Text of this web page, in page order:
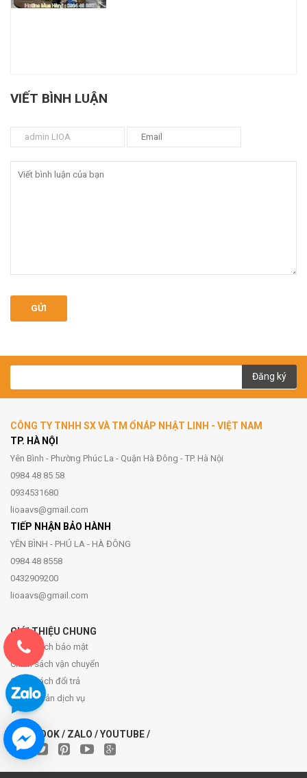
VIẾT BÌNH LUẬN
GỬI
Đăng ký
CÔNG TY TNHH SX VÀ TM ỔNÁP NHẬT LINH - VIỆT NAM
TP. HÀ NỘI
Yên Bình - Phường Phúc La - Quận Hà Đông - TP. Hà Nội
0984 48 85 58
0934531680
lioaavs@gmail.com
TIẾP NHẬN BẢO HÀNH
YÊN BÌNH - PHÚ LA - HÀ ĐÔNG
0984 48 8558
0432909200
lioaavs@gmail.com
GIỚI THIỆU CHUNG
Chính sách bảo mật
Chính sách vận chuyển
Chính sách đổi trả
Điều khoản dịch vụ
FACEBOOK / ZALO / YOUTUBE /